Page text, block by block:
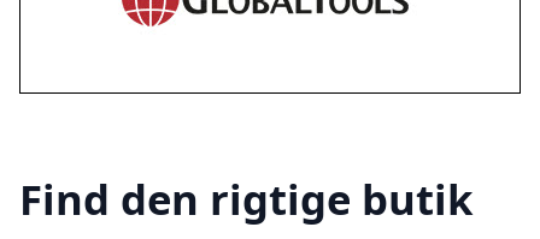
Find den rigtige butik